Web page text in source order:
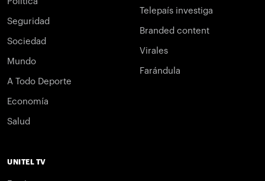
Seguridad
Sociedad
Mundo
A Todo Deporte
Economía
Salud
Telepaís investiga
Branded content
Virales
Farándula
UNITEL TV